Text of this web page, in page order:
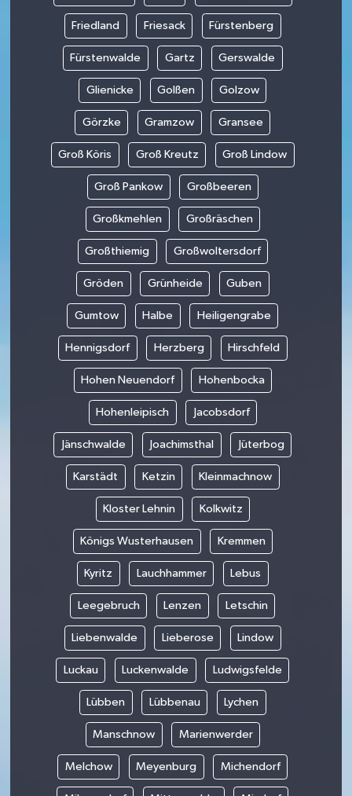
Friedland Friesack Fürstenberg
Fürstenwalde Gartz Gerswalde
Glienicke Golßen Golzow
Görzke Gramzow Gransee
Groß Köris Groß Kreutz Groß Lindow
Groß Pankow Großbeeren
Großkmehlen Großräschen
Großthiemig Großwoltersdorf
Gröden Grünheide Guben
Gumtow Halbe Heiligengrabe
Hennigsdorf Herzberg Hirschfeld
Hohen Neuendorf Hohenbocka
Hohenleipisch Jacobsdorf
Jänschwalde Joachimsthal Jüterbog
Karstädt Ketzin Kleinmachnow
Kloster Lehnin Kolkwitz
Königs Wusterhausen Kremmen
Kyritz Lauchhammer Lebus
Leegebruch Lenzen Letschin
Liebenwalde Lieberose Lindow
Luckau Luckenwalde Ludwigsfelde
Lübben Lübbenau Lychen
Manschnow Marienwerder
Melchow Meyenburg Michendorf